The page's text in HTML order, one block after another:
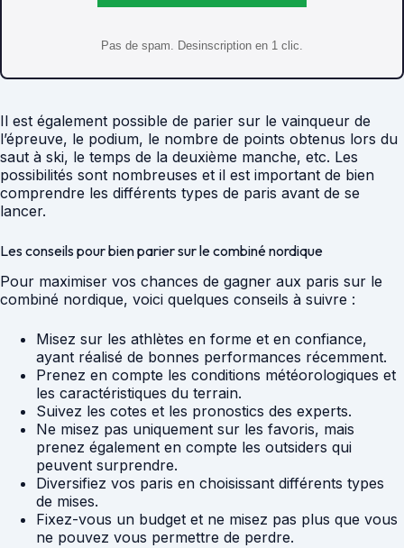
Pas de spam. Desinscription en 1 clic.
Il est également possible de parier sur le vainqueur de
l’épreuve, le podium, le nombre de points obtenus lors du
saut à ski, le temps de la deuxième manche, etc. Les
possibilités sont nombreuses et il est important de bien
comprendre les différents types de paris avant de se
lancer.
Les conseils pour bien parier sur le combiné nordique
Pour maximiser vos chances de gagner aux paris sur le
combiné nordique, voici quelques conseils à suivre :
Misez sur les athlètes en forme et en confiance,
ayant réalisé de bonnes performances récemment.
Prenez en compte les conditions météorologiques et
les caractéristiques du terrain.
Suivez les cotes et les pronostics des experts.
Ne misez pas uniquement sur les favoris, mais
prenez également en compte les outsiders qui
peuvent surprendre.
Diversifiez vos paris en choisissant différents types
de mises.
Fixez-vous un budget et ne misez pas plus que vous
ne pouvez vous permettre de perdre.